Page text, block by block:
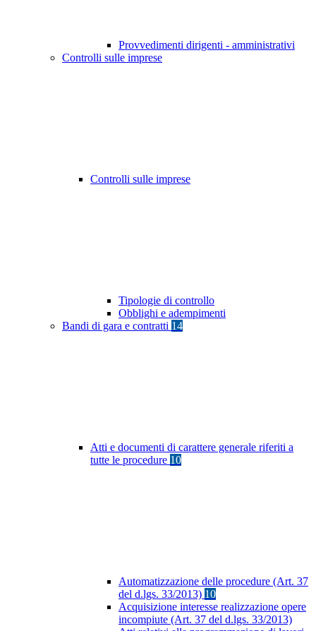
Provvedimenti dirigenti - amministrativi
Controlli sulle imprese
Controlli sulle imprese
Tipologie di controllo
Obblighi e adempimenti
Bandi di gara e contratti 14
Atti e documenti di carattere generale riferiti a
tutte le procedure 10
Automatizzazione delle procedure (Art. 37
del d.lgs. 33/2013) 10
Acquisizione interesse realizzazione opere
incompiute (Art. 37 del d.lgs. 33/2013)